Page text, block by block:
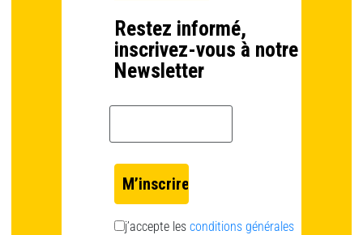
Restez informé,
inscrivez-vous à notre
Newsletter
j’accepte les conditions générales